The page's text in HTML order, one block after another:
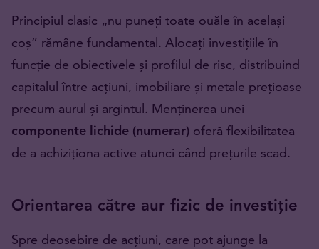
Principiul clasic „nu puneți toate ouăle în același
coș” rămâne fundamental. Alocați investițiile în
funcție de obiectivele și profilul de risc, distribuind
capitalul între acțiuni, imobiliare și metale prețioase
precum aurul și argintul. Menținerea unei
componente lichide (numerar) oferă flexibilitatea
de a achiziționa active atunci când prețurile scad.
Orientarea către aur fizic de investiție
Spre deosebire de acțiuni, care pot ajunge la